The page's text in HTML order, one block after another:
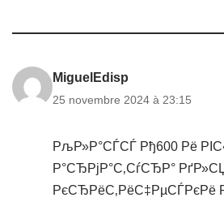
MiguelEdisp
25 novembre 2024 à 23:15
РљР»Р°СЃСЃ Рђ600 Рё
Р°СЂРјР°С‚СѓСЂР°
РєСЂРёС‚РёС‡РµСЃРєРё